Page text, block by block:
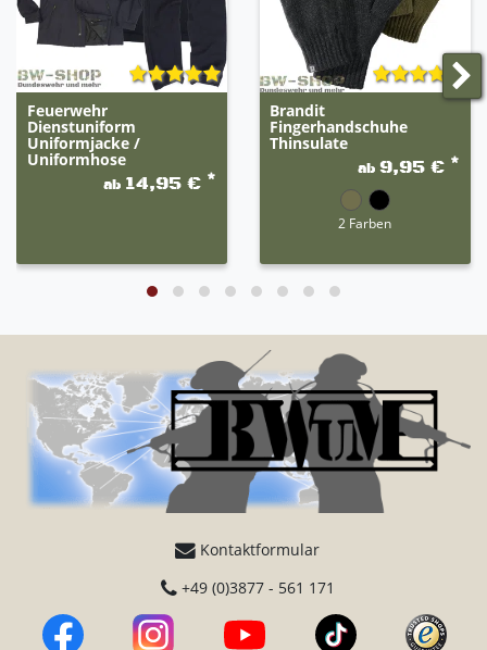
Feuerwehr
Dienstuniform
Uniformjacke /
Uniformhose
ab 14,95 € *
Brandit
Fingerhandschuhe
Thinsulate
ab 9,95 € *
2 Farben
Kontaktformular
+49 (0)3877 - 561 171